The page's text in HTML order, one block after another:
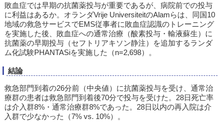
敗血症では早期の抗菌薬投与が重要であるが、病院前での投与
に利益はあるか。オランダVrije UniversiteitのAlamらは、同国10
地域の救急サービスでEMS従事者に敗血症認識のトレーニング
を実施した後、敗血症への通常治療（酸素投与・輸液蘇生）に
抗菌薬の早期投与（セフトリアキソン静注）を追加するランダ
ム化試験PHANTASiを実施した（n=2,698）。
結論
救急部門到着の26分前（中央値）に抗菌薬投与を受け、通常治
療群の患者は救急部門到着後70分で投与を受けた。28日死亡率
は介入群8%・通常治療群8%であった。28日以内の再入院は介
入群で少なかった（7% vs. 10%）。